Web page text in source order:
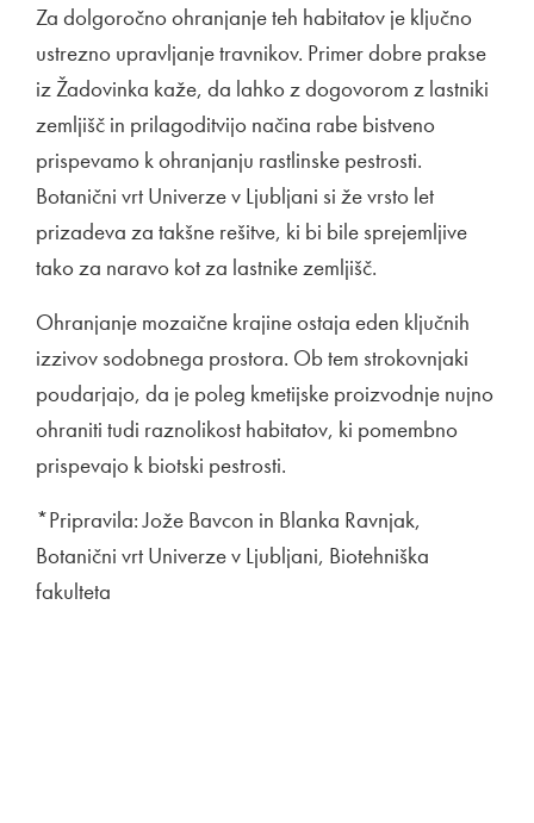
Za dolgoročno ohranjanje teh habitatov je ključno
ustrezno upravljanje travnikov. Primer dobre prakse
iz Žadovinka kaže, da lahko z dogovorom z lastniki
zemljišč in prilagoditvijo načina rabe bistveno
prispevamo k ohranjanju rastlinske pestrosti.
Botanični vrt Univerze v Ljubljani si že vrsto let
prizadeva za takšne rešitve, ki bi bile sprejemljive
tako za naravo kot za lastnike zemljišč.
Ohranjanje mozaične krajine ostaja eden ključnih
izzivov sodobnega prostora. Ob tem strokovnjaki
poudarjajo, da je poleg kmetijske proizvodnje nujno
ohraniti tudi raznolikost habitatov, ki pomembno
prispevajo k biotski pestrosti.
*Pripravila: Jože Bavcon in Blanka Ravnjak,
Botanični vrt Univerze v Ljubljani, Biotehniška
fakulteta